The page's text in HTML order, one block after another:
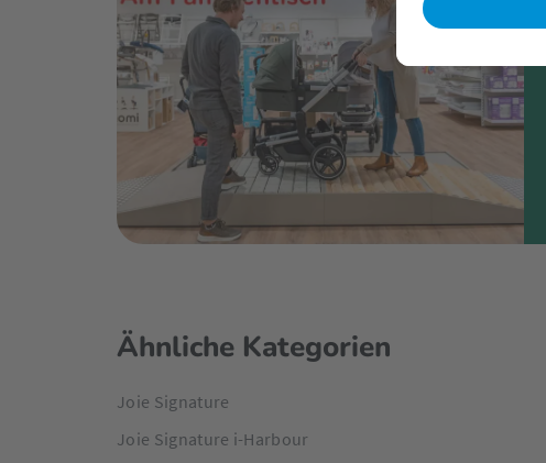
Ähnliche Kategorien
Joie Signature
Joie Signature i-Harbour